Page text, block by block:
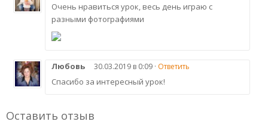
Очень нравиться урок, весь день играю с
разными фотографиями
Любовь 30.03.2019 в 0:09 · Ответить
Спасибо за интересный урок!
Оставить отзыв